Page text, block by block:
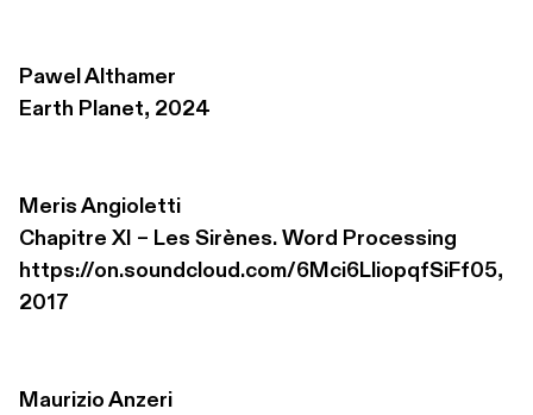
Pawel Althamer
Earth Planet, 2024
Meris Angioletti
Chapitre XI – Les Sirènes. Word Processing
https://on.soundcloud.com/6Mci6LliopqfSiFf05,
2017
Maurizio Anzeri